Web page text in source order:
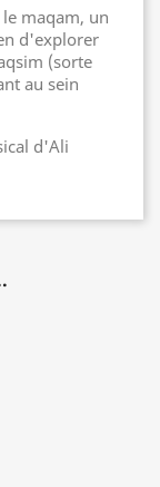
le maqam, un
d'explorer
(sorte
au sein
d'Ali